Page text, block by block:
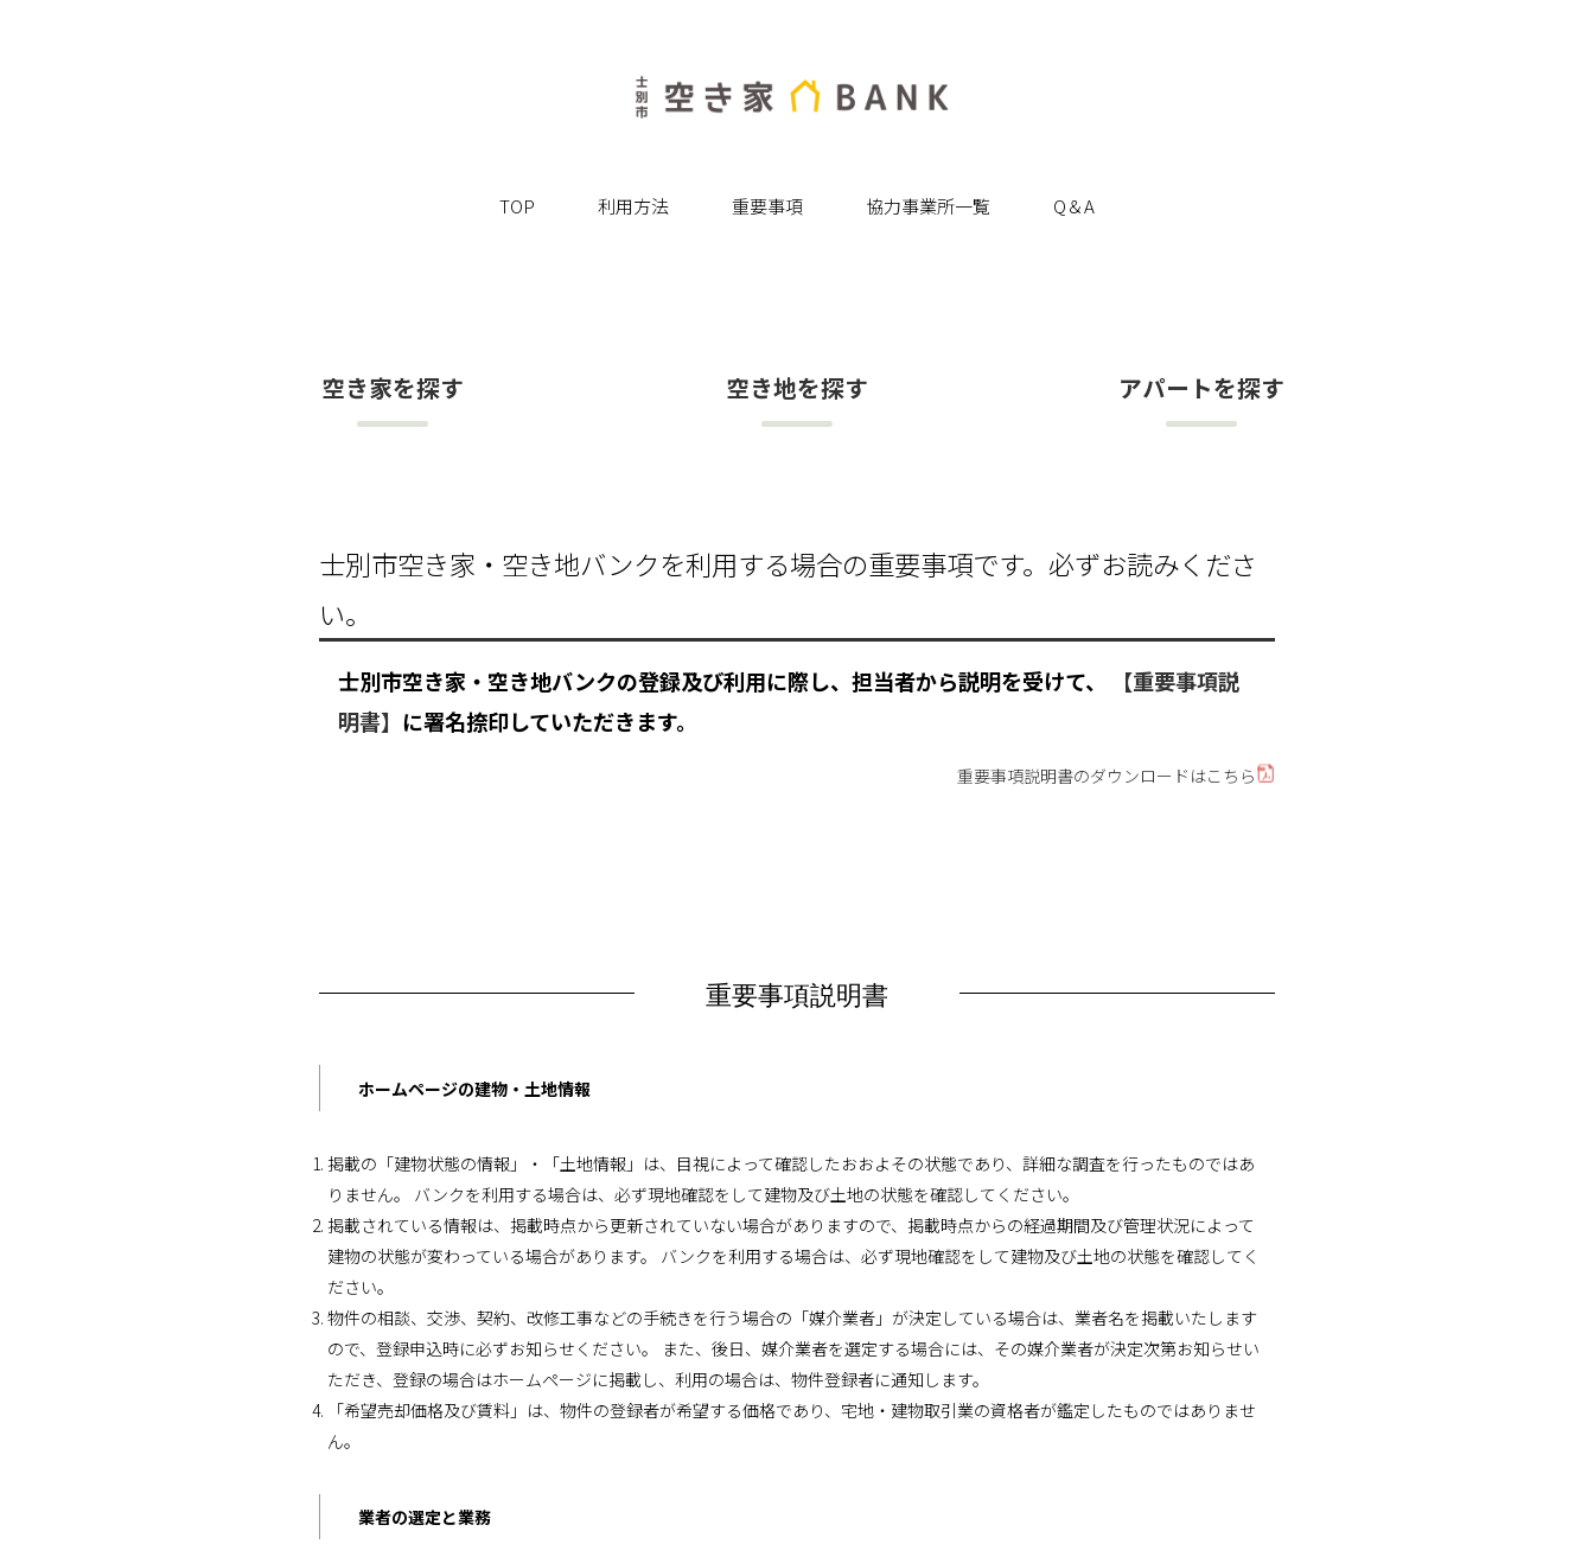
TOP 利用方法 重要事項 協力事業所一覧 Q＆A
空き家を探す 空き地を探す アパートを探す
士別市空き家・空き地バンクを利用する場合の重要事項です。必ずお読みくださ
い。
士別市空き家・空き地バンクの登録及び利用に際し、担当者から説明を受けて、
【重要事項説
明書】 に署名捺印していただきます。
重要事項説明書のダウンロードはこちら
重要事項説明書
ホームページの建物・土地情報
掲載の「建物状態の情報」・「土地情報」は、目視によって確認したおおよその状態であり、詳細な調査を行ったものではあ
りません。 バンクを利用する場合は、必ず現地確認をして建物及び土地の状態を確認してください。
掲載されている情報は、掲載時点から更新されていない場合がありますので、掲載時点からの経過期間及び管理状況によって
建物の状態が変わっている場合があります。 バンクを利用する場合は、必ず現地確認をして建物及び土地の状態を確認してく
ださい。
物件の相談、交渉、契約、改修工事などの手続きを行う場合の「媒介業者」が決定している場合は、業者名を掲載いたします
ので、登録申込時に必ずお知らせください。 また、後日、媒介業者を選定する場合には、その媒介業者が決定次第お知らせい
ただき、登録の場合はホームページに掲載し、利用の場合は、物件登録者に通知します。
「希望売却価格及び賃料」は、物件の登録者が希望する価格であり、宅地・建物取引業の資格者が鑑定したものではありませ
ん。
業者の選定と業務